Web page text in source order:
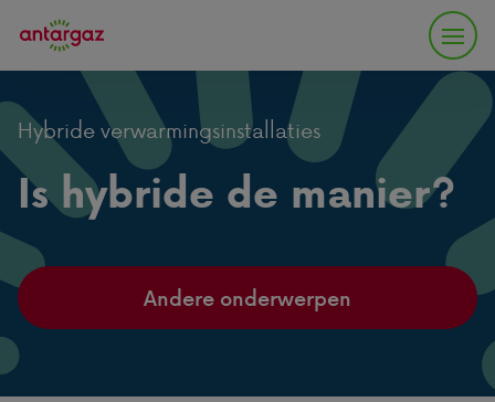
Hybride verwarmingsinstallaties
Is hybride de manier?
Andere onderwerpen